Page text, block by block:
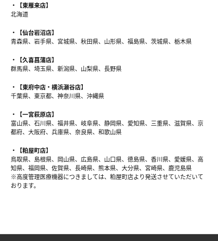
【東雁来店】
北海道
【仙台岩沼店】
青森県、岩手県、宮城県、秋田県、山形県、福島県、茨城県、栃木県
【久喜菖蒲店】
群馬県、埼玉県、新潟県、山梨県、長野県
【東府中店・横浜瀬谷店】
千葉県、東京都、神奈川県、沖縄県
【一宮萩原店】
富山県、石川県、福井県、岐阜県、静岡県、愛知県、三重県、滋賀県、京
都府、大阪府、兵庫県、奈良県、和歌山県
【粕屋町店】
鳥取県、島根県、岡山県、広島県、山口県、徳島県、香川県、愛媛県、高
知県、福岡県、佐賀県、長崎県、熊本県、大分県、宮崎県、鹿児島県
※高度管理医療機器につきましては、粕屋町店より発送させていただいて
おります。